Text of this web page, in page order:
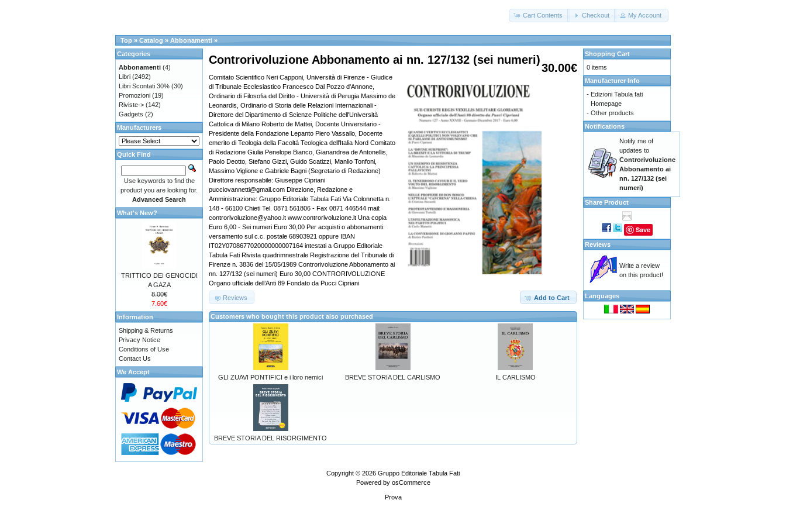
Cart Contents Checkout My Account
Top » Catalog » Abbonamenti »
30.00€
Controrivoluzione Abbonamento ai nn. 127/132 (sei numeri)
Comitato Scientifico Neri Capponi, Università di Firenze - Giudice
dl Tribunale Ecclesiastico Francesco Dal Pozzo d'Annone,
Ordinario di Filosofia del Diritto - Università di Perugia Massimo de
Leonardis, Ordinario di Storia delle Relazioni Internazionali -
Direttore del Dipartimento di Scienze Politiche dell'Università
Cattolica di Milano Roberto de Mattei, Docente Universitario -
Presidente della Fondazione Lepanto Piero Vassallo, Docente
emerito di Teologia della Facoltà Teologica dell'Italia Nord Comitato
di Redazione Giulia Penelope Bianco, Gianandrea de Antonellis,
Paolo Deotto, Stefano Gizzi, Guido Scatizzi, Manlio Tonfoni,
Massimo Viglione e Gabriele Bagni (Segretario di Redazione)
Direttore responsabile: Giuseppe Cipriani
pucciovannetti@gmail.com Direzione, Redazione e
Amministrazione: Gruppo Editoriale Tabula Fati Via Colonnetta n.
148 - 66100 Chieti Tel. 0871 561806 - Fax 0871 446544 mail:
controrivoluzione@yahoo.it www.controrivoluzione.it Una copia
Euro 6,00 - Sei numeri Euro 30,00 Per acquisti o abbonamenti:
versamento sul c.c. postale 68903921 oppure IBAN
IT02Y0708677020000000007164 intestati a Gruppo Editoriale
Tabula Fati Rivista quadrimnestrale Registrazione del Tribunale di
Firenze n. 3836 del 15/05/1989 Controrivoluzione Abbonamento ai
nn. 127/132 (sei numeri) Euro 30,00 CONTRORIVOLUZIONE
Organo ufficiale dell’Anti 89 Fondato da Pucci Cipriani
Add to Cart
Reviews
Customers who bought this product also purchased
GLI ZUAVI PONTIFICI e i loro nemici BREVE STORIA DEL CARLISMO IL CARLISMO
BREVE STORIA DEL RISORGIMENTO
Categories
Abbonamenti (4)
Libri (2492)
Libri Scontati 30% (30)
Promozioni (19)
Riviste-> (142)
Gadgets (2)
Manufacturers
Quick Find
Use keywords to find the
product you are looking for.
Advanced Search
What's New?
TRITTICO DEI GENOCIDI
A GAZA
8.00€
7.60€
Information
Shipping & Returns
Privacy Notice
Conditions of Use
Contact Us
We Accept
Shopping Cart
0 items
Manufacturer Info
- Edizioni Tabula fati
Homepage
- Other products
Notifications
Notify me of
updates to
Controrivoluzione
Abbonamento ai
nn. 127/132 (sei
numeri)
Share Product
Save
Reviews
Write a review
on this product!
Languages
Copyright © 2026 Gruppo Editoriale Tabula Fati
Powered by osCommerce
Prova